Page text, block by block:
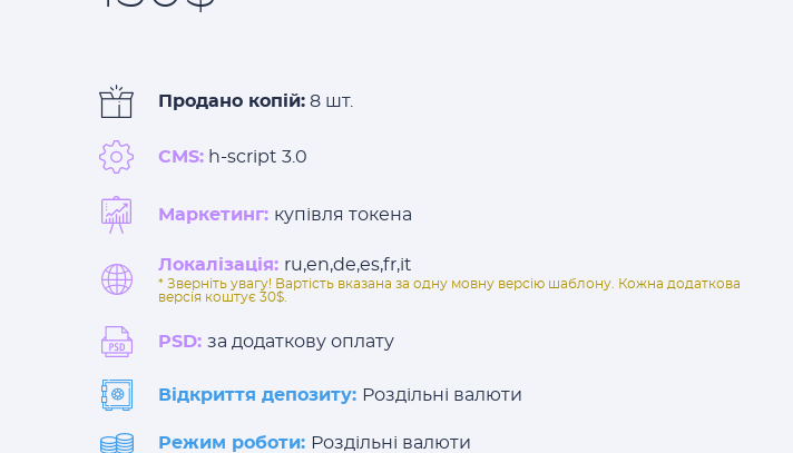
Продано копій: 8 шт.
CMS: h-script 3.0
Маркетинг: купівля токена
Локалізація: ru,en,de,es,fr,it
* Зверніть увагу! Вартість вказана за одну мовну версію шаблону. Кожна додаткова
версія коштує 30$.
PSD: за додаткову оплату
Відкриття депозиту: Роздільні валюти
Режим роботи: Роздільні валюти